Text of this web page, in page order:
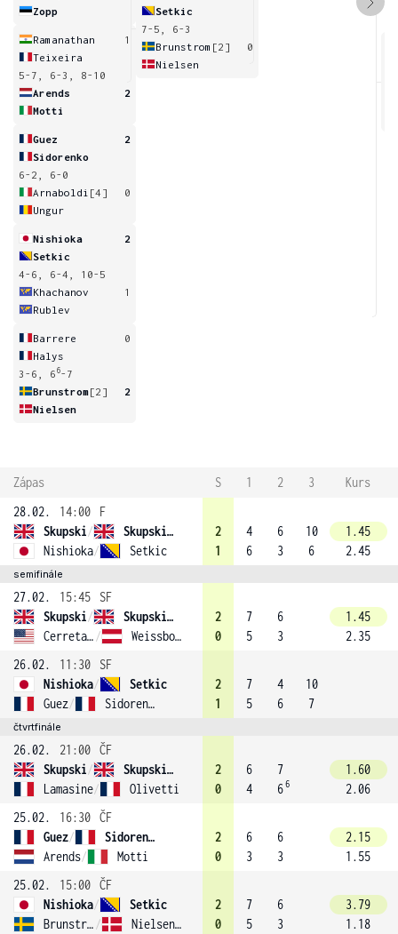
Zopp
Ramanathan
1
Teixeira
5-7, 6-3, 8-10
Arends
2
Motti
Guez
2
Sidorenko
6-2, 6-0
Arnaboldi [4]
0
Ungur
Nishioka
2
Setkic
4-6, 6-4, 10-5
Khachanov
1
Rublev
Barrere
0
Halys
3-6, 6 6-7
Brunstrom[2]
2
Nielsen
Setkic
7-5, 6-3
Brunstrom [2]
0
Nielsen
Zápas S 1 2 3
Kurs
28.02.
14:00
F
Skupski/
Skupski (1)
Nishioka/ Setkic
2
1
4
6
6
3
10
6
1.45
2.45
semifinále
27.02. 15:45
SF
Skupski/
Skupski (1)
Cerretani / Weissborn
2
0
7
5
6
3
1.45
2.35
26.02.
11:30
SF
Nishioka/
Setkic
Guez/ Sidorenko
2
1
7
5
4
6
10
7
čtvrtfinále
26.02. 21:00 ČF
Skupski/
Skupski (1)
Lamasine/ Olivetti
2
0
6
4
7
66
1.60
2.06
25.02.
16:30 ČF
Guez/
Sidorenko
Arends/ Motti
2
0
6
3
6
3
2.15
1.55
25.02.
15:00 ČF
Nishioka/
Setkic
Brunstrom / Nielsen (2)
2
0
7
5
6
3
3.79
1.18